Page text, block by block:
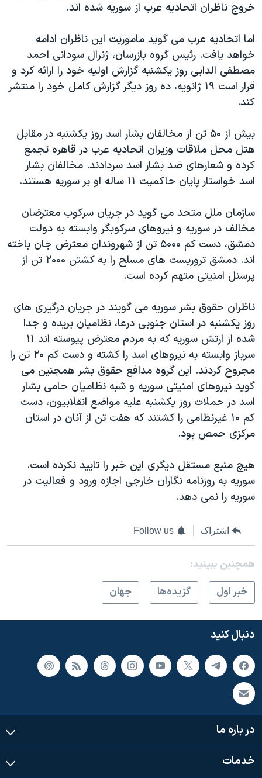
خروج ناظران اتحادیه عرب از سوریه شده اند.
اما اتحادیه عرب می گوید ماموریت این ناظران ادامه
خواهد یافت. رئیس گروه بازرسان، ژنرال سودانی احمد
مصطفی الدابی روز یکشنبه گزارش اولیه خود را ارائه کرد و
قرار است ۱۹ ژانویه، ده روز دیگر گزارش کامل خود را منتشر
کند.
بیش از ۵۰ تن از مخالفان بشار اسد روز یکشنبه در مقابل
هتل محل ملاقات وزیران اتحادیه عرب در قاهره تجمع
کرده و شعارهای ضد بشار اسد سردادند. مخالفان بشار
اسد خواستار پایان حاکمیت ۱۱ ساله او بر سوریه هستند.
سازمان ملل متحد می گوید در جریان سرکوب معترضان
مخالف در سوریه و نیروهای سرکوبگر وابسته به دولت
دمشق، دست کم ۵۰۰۰ تن از شهروندان معترض جان باخته
اند. دمشق تروریست های مسلح را به کشتن ۲۰۰۰ تن از
پرسنل امنیتی متهم کرده است.
ناظران حقوق بشر سوریه می گویند در جریان درگیری های
روز یکشنبه در استان جنوبی درعا، نظامیان بریده و جدا
شده از ارتش سوریه که به مردم معترض پیوسته اند ۱۱
سرباز وابسته به نیروهای اسد را کشته و دست کم ۲۰ تن را
مجروح کردند. این گروه مدافع حقوق بشر همچنین می
گوید نیروهای امنیتی سوریه و شبه نظامیان حامی بشار
اسد در حملات روز یکشنبه علیه مواضع انقلابیون، دست
کم ۱۰ غیرنظامی را کشتند که هفت تن از آنان در استان
مرکزی حمص بود.
هیچ منبع مستقل دیگری این خبر را تایید نکرده است.
سوریه به روزنامه نگاران خارجی اجازه ورود و فعالیت در
سوریه را نمی دهد.
اشتراک Follow us
همچنبن ببینید:
خبر اول
گزيده‌ها جهان
دنبال کنید
در باره ما
خدمات